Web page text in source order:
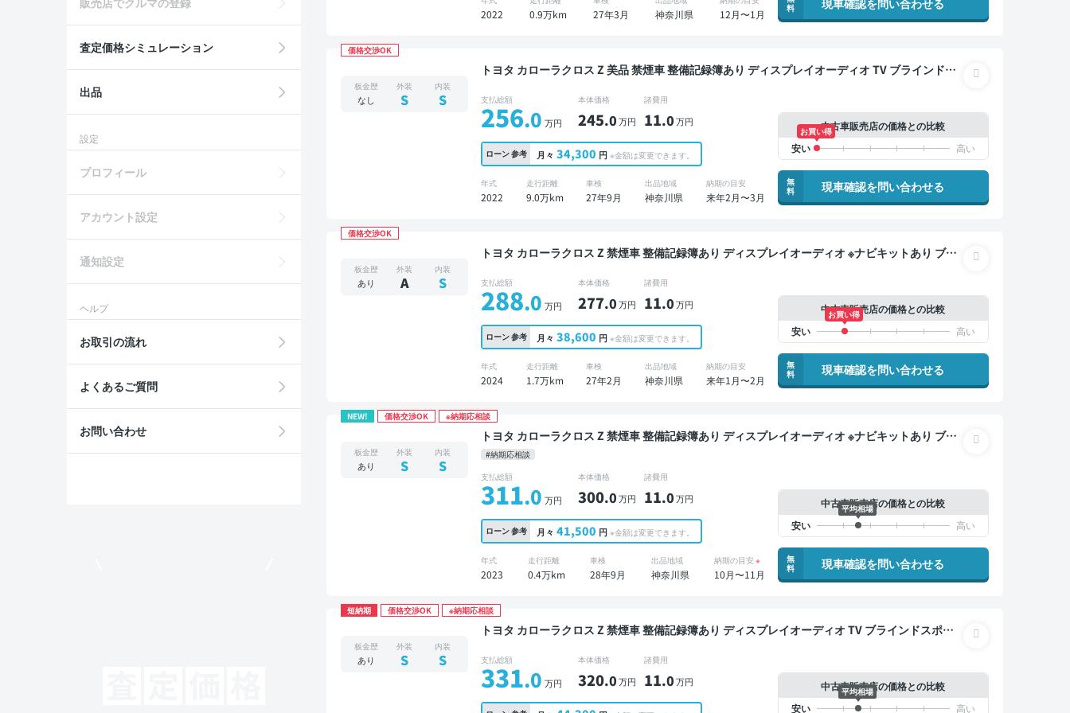
2022 0.9万km 27年3月 神奈川県 12月〜1月
料
現車確認を問い合わせる
価格交渉OK
トヨタ カローラクロス Z 美品 禁煙車 整備記録簿あり ディスプレイオーディオ TV ブラインドス
カメラ ドライブレコーダー 衝突軽減
板金歴
なし
外装
S
内装
S 支払総額
256.0 万円
本体価格
245.0万円
諸費用
11.0万円
ローン参考 月々 34,300 円 ※金額は変更できます。
年式
2022
走行距離
9.0万km
車検
27年9月
出品地域
神奈川県
納期の目安
来年2月〜3月
中古車販売店の価格との比較
お買い得
無
料
現車確認を問い合わせる
価格交渉OK
トヨタ カローラクロス Z 禁煙車 整備記録簿あり ディスプレイオーディオ ※ナビキットあり ブラ
電動バックドア バックモニター 全方位カメラ ドライブレコーダー 衝突軽減
板金歴
あり
外装
A
内装
S 支払総額
288.0 万円
本体価格
277.0万円
諸費用
11.0万円
ローン参考 月々 38,600 円 ※金額は変更できます。
年式
2024
走行距離
1.7万km
車検
27年2月
出品地域
神奈川県
納期の目安
来年1月〜2月
中古車販売店の価格との比較
お買い得
無
料
現車確認を問い合わせる
NEW! 価格交渉OK ※納期応相談
トヨタ カローラクロス Z 禁煙車 整備記録簿あり ディスプレイオーディオ ※ナビキットあり ブラ
インドスポットモニター オートクルーズ スマートキー ETC 電動バックドア バックモニター 全方
位カメラ ドライブレコーダー 衝突軽減
#納期応相談
板金歴
あり
外装
S
内装
S
支払総額
311.0 万円
本体価格
300.0万円
諸費用
11.0万円
ローン参考 月々 41,500 円 ※金額は変更できます。
年式
2023
走行距離
0.4万km
車検
28年9月
出品地域
神奈川県
納期の目安 ※
10月〜11月
中古車販売店の価格との比較
平均相場
無
料
現車確認を問い合わせる
短納期 価格交渉OK ※納期応相談
トヨタ カローラクロス Z 禁煙車 整備記録簿あり ディスプレイオーディオ TV ブラインドスポッ
ター 衝突軽減
板金歴
あり
外装
S
内装
S 支払総額
331.0 万円
本体価格
320.0万円
諸費用
11.0万円 中古車販売店の価格との比較
平均相場
査定価格シミュレーション
出品
設定
プロフィール
アカウント設定
通知設定
ヘルプ
お取引の流れ
よくあるご質問
お問い合わせ